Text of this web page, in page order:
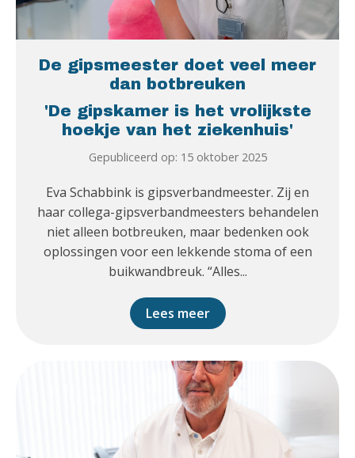
De gipsmeester doet veel meer
dan botbreuken
'De gipskamer is het vrolijkste
hoekje van het ziekenhuis'
Gepubliceerd op: 15 oktober 2025
Eva Schabbink is gipsverbandmeester. Zij en
haar collega-gipsverbandmeesters behandelen
niet alleen botbreuken, maar bedenken ook
oplossingen voor een lekkende stoma of een
buikwandbreuk. “Alles...
Lees meer